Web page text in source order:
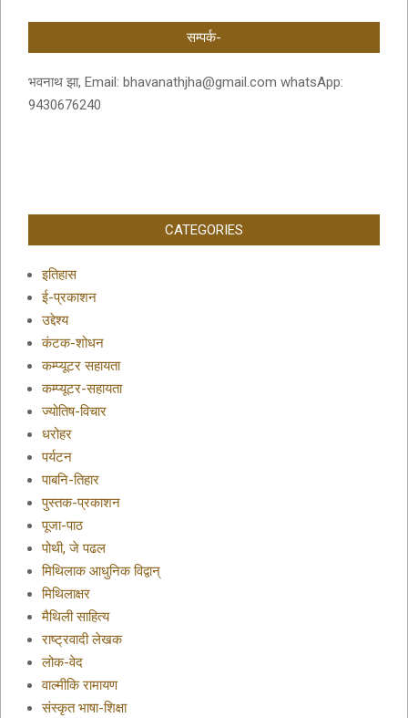
सम्पर्क-
भवनाथ झा, Email: bhavanathjha@gmail.com whatsApp:
9430676240
CATEGORIES
इतिहास
ई-प्रकाशन
उद्देश्य
कंटक-शोधन
कम्प्यूटर सहायता
कम्प्यूटर-सहायता
ज्योतिष-विचार
धरोहर
पर्यटन
पाबनि-तिहार
पुस्तक-प्रकाशन
पूजा-पाठ
पोथी, जे पढल
मिथिलाक आधुनिक विद्वान्
मिथिलाक्षर
मैथिली साहित्य
राष्ट्रवादी लेखक
लोक-वेद
वाल्मीकि रामायण
संस्कृत भाषा-शिक्षा